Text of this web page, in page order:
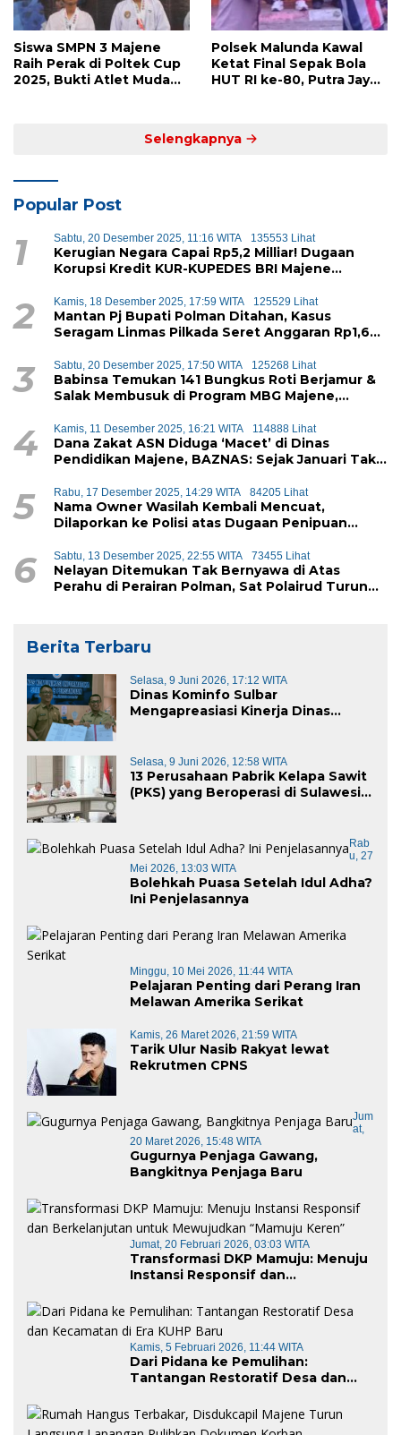
Siswa SMPN 3 Majene
Raih Perak di Poltek Cup
2025, Bukti Atlet Muda
Polsek Malunda Kawal
Ketat Final Sepak Bola
HUT RI ke-80, Putra Jaya
Selengkapnya
Popular Post
1 Sabtu, 20 Desember 2025, 11:16 WITA 135553 Lihat
Kerugian Negara Capai Rp5,2 Milliar! Dugaan
Korupsi Kredit KUR-KUPEDES BRI Majene
2 Kamis, 18 Desember 2025, 17:59 WITA 125529 Lihat
Mantan Pj Bupati Polman Ditahan, Kasus
Seragam Linmas Pilkada Seret Anggaran Rp1,6
3 Sabtu, 20 Desember 2025, 17:50 WITA 125268 Lihat
Babinsa Temukan 141 Bungkus Roti Berjamur &
Salak Membusuk di Program MBG Majene,
4 Kamis, 11 Desember 2025, 16:21 WITA 114888 Lihat
Dana Zakat ASN Diduga ‘Macet’ di Dinas
Pendidikan Majene, BAZNAS: Sejak Januari Tak
5 Rabu, 17 Desember 2025, 14:29 WITA 84205 Lihat
Nama Owner Wasilah Kembali Mencuat,
Dilaporkan ke Polisi atas Dugaan Penipuan
6 Sabtu, 13 Desember 2025, 22:55 WITA 73455 Lihat
Nelayan Ditemukan Tak Bernyawa di Atas
Perahu di Perairan Polman, Sat Polairud Turun
Berita Terbaru
Selasa, 9 Juni 2026, 17:12 WITA
Dinas Kominfo Sulbar
Mengapreasiasi Kinerja Dinas
Selasa, 9 Juni 2026, 12:58 WITA
13 Perusahaan Pabrik Kelapa Sawit
(PKS) yang Beroperasi di Sulawesi
Rab
U, 27
Mei 2026, 13:03 WITA
Bolehkah Puasa Setelah Idul Adha?
Ini Penjelasannya
Minggu, 10 Mei 2026, 11:44 WITA
Pelajaran Penting dari Perang Iran
Melawan Amerika Serikat
Kamis, 26 Maret 2026, 21:59 WITA
Tarik Ulur Nasib Rakyat lewat
Rekrutmen CPNS
Jum
At,
20 Maret 2026, 15:48 WITA
Gugurnya Penjaga Gawang,
Bangkitnya Penjaga Baru
Jumat, 20 Februari 2026, 03:03 WITA
Transformasi DKP Mamuju: Menuju
Instansi Responsif dan
“Mamuju Keren”
Kamis, 5 Februari 2026, 11:44 WITA
Dari Pidana ke Pemulihan:
Tantangan Restoratif Desa dan